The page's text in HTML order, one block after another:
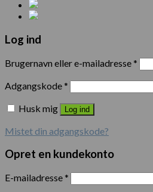
Log ind
Brugernavn eller e-mailadresse*
Adgangskode*
Husk mig
Log ind
Mistet din adgangskode?
Opret en kundekonto
E-mailadresse*